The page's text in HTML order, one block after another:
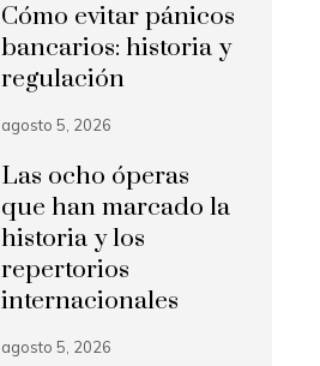
Cómo evitar pánicos
bancarios: historia y
regulación
agosto 5, 2026
Las ocho óperas
que han marcado la
historia y los
repertorios
internacionales
agosto 5, 2026